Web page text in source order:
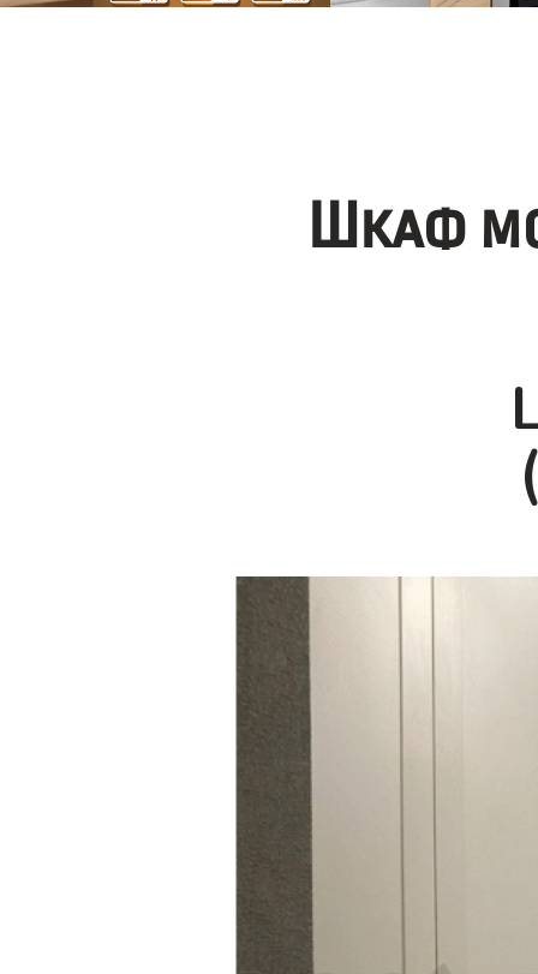
Шкаф